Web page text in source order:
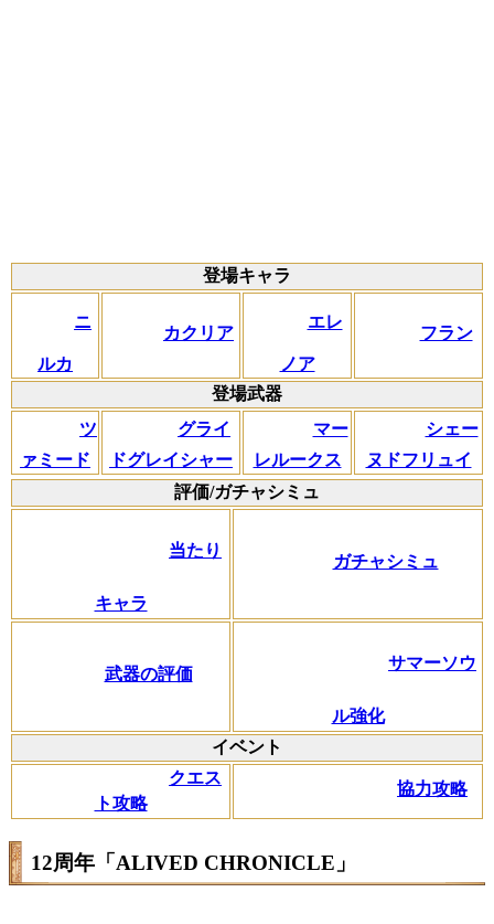
登場キャラ
ニ
ルカ
カクリア
エレ
ノア
フラン
登場武器
ツ
ァミード
グライ
ドグレイシャー
マー
レルークス
シェー
ヌドフリュイ
評価/ガチャシミュ
当たり
キャラ
ガチャシミュ
武器の評価
サマーソウ
ル強化
イベント
クエス
ト攻略
協力攻略
12周年「ALIVED CHRONICLE」